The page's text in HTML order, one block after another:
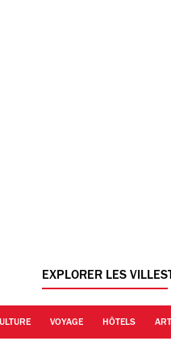
EXPLORER LES VILLES
VOYAGE HÔTELS ART